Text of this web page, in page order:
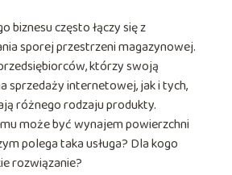
biznesu często łączy się z
sporej przestrzeni magazynowej.
którzy swoją
sprzedaży internetowej, jak i tych,
różnego rodzaju produkty.
może być wynajem powierzchni
polega taka usługa? Dla kogo
rozwiązanie?